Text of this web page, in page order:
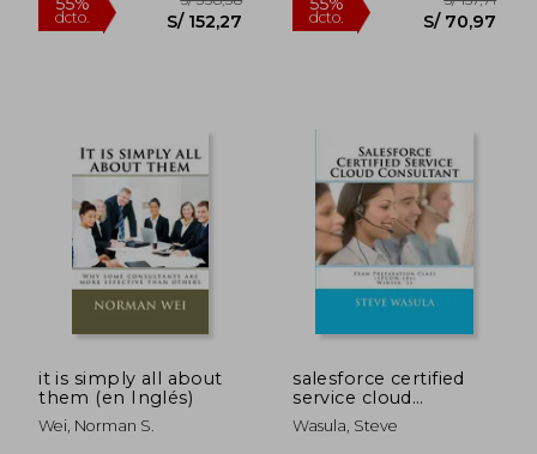
55%
dcto.
S/ 250,31 55%
dcto.
S/
it is simply all about
them (en Inglés)
Wei, Norman S.
salesforce certified
service cloud
consultant exam
preparation class
Wasula, Steve